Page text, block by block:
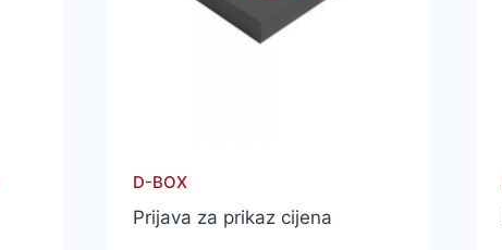
D-BOX
Prijava za prikaz cijena